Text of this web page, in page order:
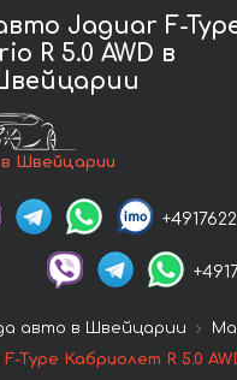
Jaguar F-
R 5.0 AWD в
Швейцарии
авто в Швейцарии
F-Type Кабриолет R 5.0